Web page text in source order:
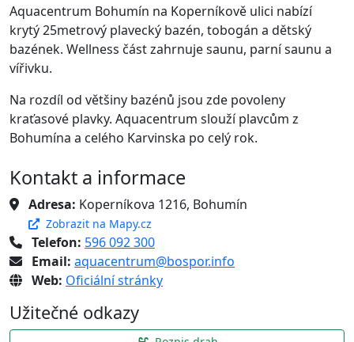
Aquacentrum Bohumín na Koperníkově ulici nabízí
krytý 25metrový plavecký bazén, tobogán a dětský
bazének. Wellness část zahrnuje saunu, parní saunu a
vířivku.
Na rozdíl od většiny bazénů jsou zde povoleny
kraťasové plavky. Aquacentrum slouží plavcům z
Bohumína a celého Karvinska po celý rok.
Kontakt a informace
Adresa: Koperníkova 1216, Bohumín
Zobrazit na Mapy.cz
Telefon: 596 092 300
Email: aquacentrum@bospor.info
Web: Oficiální stránky
Užitečné odkazy